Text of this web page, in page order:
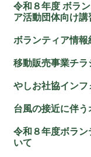
令和８年度 ボラ
ア活動団体向け
ボランティア情報
移動販売事業チ
やしお社協インフ
台風の接近に伴
令和８年度ボラ
いて